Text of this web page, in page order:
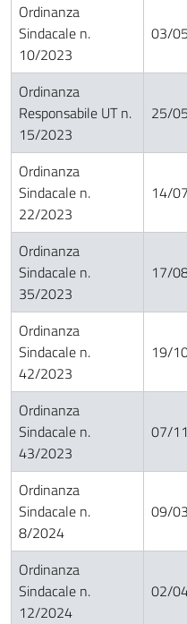
Ordinanza
Sindacale n.
10/2023
03/
Ordinanza
Responsabile UT n.
15/2023
25/
Ordinanza
Sindacale n.
22/2023
14/
Ordinanza
Sindacale n.
35/2023
17/
Ordinanza
Sindacale n.
42/2023
19/
Ordinanza
Sindacale n.
43/2023
07/
Ordinanza
Sindacale n.
8/2024
09/
Ordinanza
Sindacale n.
12/2024
02/